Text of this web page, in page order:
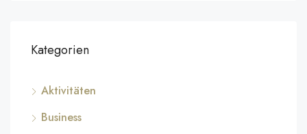
Kategorien
Aktivitäten
Business